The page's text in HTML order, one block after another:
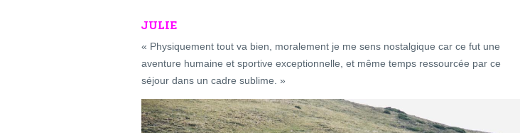
JULIE
« Physiquement tout va bien, moralement je me sens nostalgique car ce fut une
aventure humaine et sportive exceptionnelle, et même temps ressourcée par ce
séjour dans un cadre sublime. »